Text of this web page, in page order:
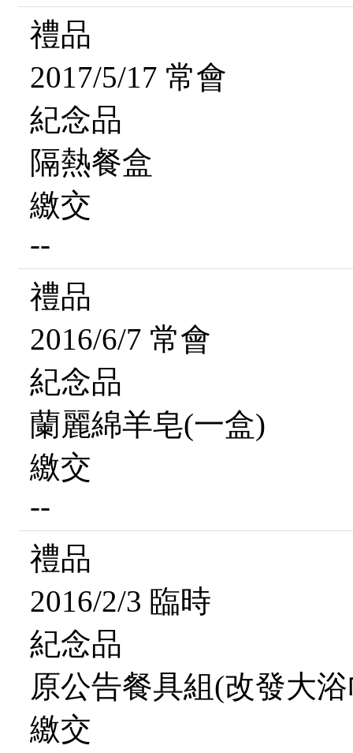
禮品
2017/5/17 常會
紀念品
隔熱餐盒
繳交
--
禮品
2016/6/7 常會
紀念品
蘭麗綿羊皂(一盒)
繳交
--
禮品
2016/2/3 臨時
紀念品
原公告餐具組(改發大
繳交